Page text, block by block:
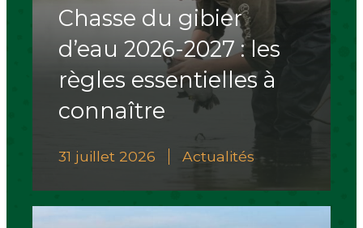
Chasse du gibier
d’eau 2026-2027 : les
règles essentielles à
connaître
31 juillet 2026 Actualités